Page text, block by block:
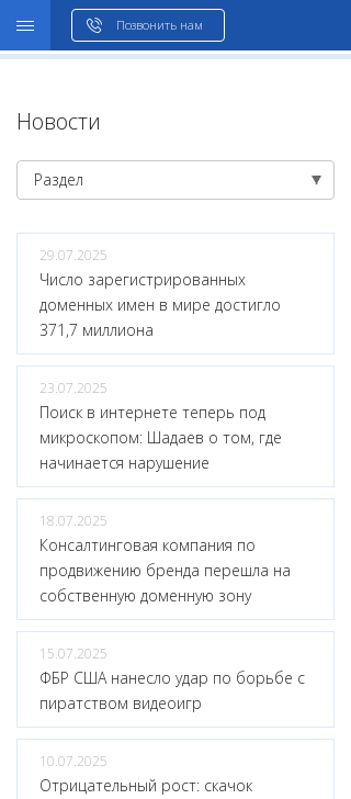
Позвонить нам
Новости
Раздел
29.07.2025
Число зарегистрированных
доменных имен в мире достигло
371,7 миллиона
23.07.2025
Поиск в интернете теперь под
микроскопом: Шадаев о том, где
начинается нарушение
18.07.2025
Консалтинговая компания по
продвижению бренда перешла на
собственную доменную зону
15.07.2025
ФБР США нанесло удар по борьбе с
пиратством видеоигр
10.07.2025
Отрицательный рост: скачок